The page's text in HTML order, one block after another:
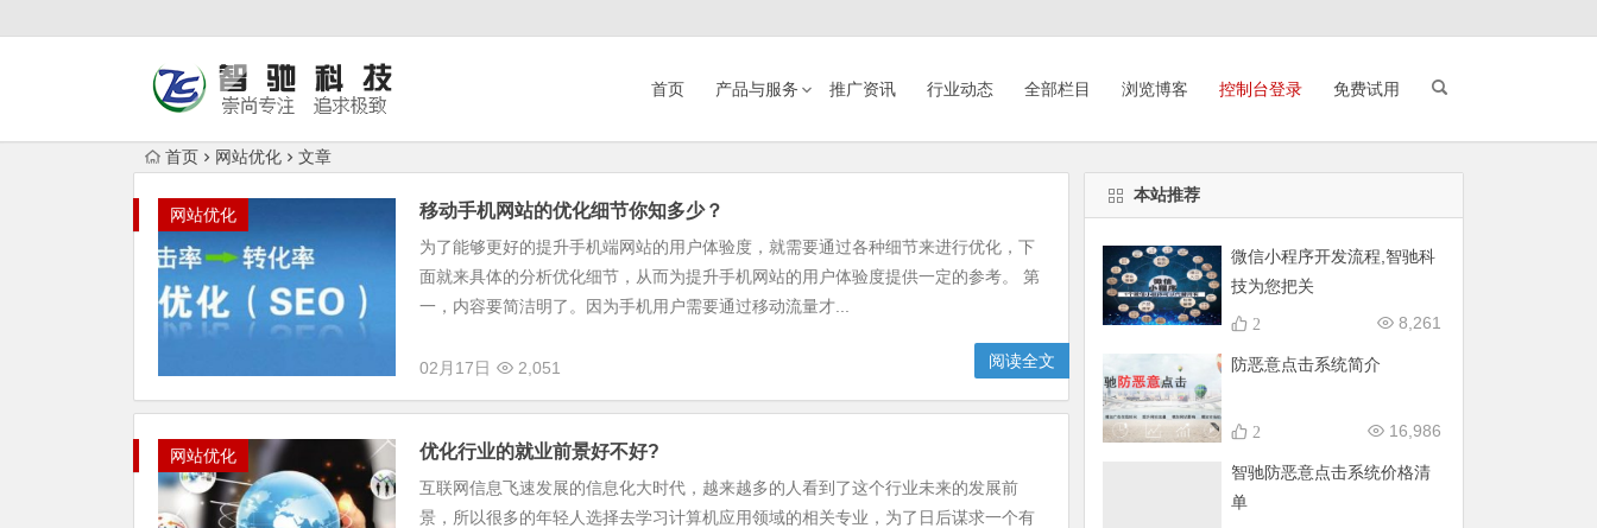
首页 产品与服务 推广资讯 行业动态 全部栏目 浏览博客 控制台登录 免费试用
首页 网站优化 文章
网站优化 移动手机网站的优化细节你知多少？
为了能够更好的提升手机端网站的用户体验度，就需要通过各种细节来进行优化，下
面就来具体的分析优化细节，从而为提升手机网站的用户体验度提供一定的参考。 第
一，内容要简洁明了。因为手机用户需要通过移动流量才...
02月17日 2,051 阅读全文
网站优化 优化行业的就业前景好不好?
互联网信息飞速发展的信息化大时代，越来越多的人看到了这个行业未来的发展前
景，所以很多的年轻人选择去学习计算机应用领域的相关专业，为了日后谋求一个有
本站推荐
微信小程序开发流程,智驰科
技为您把关
8,261
2
防恶意点击系统简介
16,986
2
智驰防恶意点击系统价格清
单